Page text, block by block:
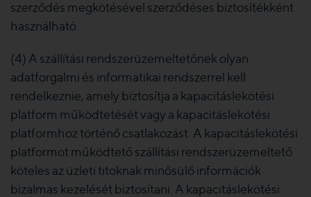
szerződés megkötésével szerződéses biztosítékként
használható.
(4) A szállítási rendszerüzemeltetőnek olyan
adatforgalmi és informatikai rendszerrel kell
rendelkeznie, amely biztosítja a kapacitáslekötési
platform működtetését vagy a kapacitáslekötési
platformhoz történő csatlakozást. A kapacitáslekötési
platformot működtető szállítási rendszerüzemeltető
köteles az üzleti titoknak minősülő információk
bizalmas kezelését biztosítani. A kapacitáslekötési